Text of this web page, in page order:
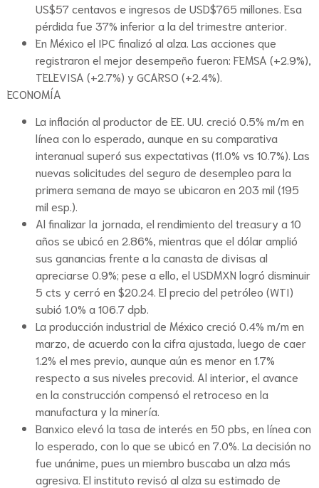
US$57 centavos e ingresos de USD$765 millones. Esa
pérdida fue 37% inferior a la del trimestre anterior.
En México el IPC finalizó al alza. Las acciones que
registraron el mejor desempeño fueron: FEMSA (+2.9%),
TELEVISA (+2.7%) y GCARSO (+2.4%).
ECONOMÍA
La inflación al productor de EE. UU. creció 0.5% m/m en
línea con lo esperado, aunque en su comparativa
interanual superó sus expectativas (11.0% vs 10.7%). Las
nuevas solicitudes del seguro de desempleo para la
primera semana de mayo se ubicaron en 203 mil (195
mil esp.).
Al finalizar la jornada, el rendimiento del treasury a 10
años se ubicó en 2.86%, mientras que el dólar amplió
sus ganancias frente a la canasta de divisas al
apreciarse 0.9%; pese a ello, el USDMXN logró disminuir
5 cts y cerró en $20.24. El precio del petróleo (WTI)
subió 1.0% a 106.7 dpb.
La producción industrial de México creció 0.4% m/m en
marzo, de acuerdo con la cifra ajustada, luego de caer
1.2% el mes previo, aunque aún es menor en 1.7%
respecto a sus niveles precovid. Al interior, el avance
en la construcción compensó el retroceso en la
manufactura y la minería.
Banxico elevó la tasa de interés en 50 pbs, en línea con
lo esperado, con lo que se ubicó en 7.0%. La decisión no
fue unánime, pues un miembro buscaba un alza más
agresiva. El instituto revisó al alza su estimado de